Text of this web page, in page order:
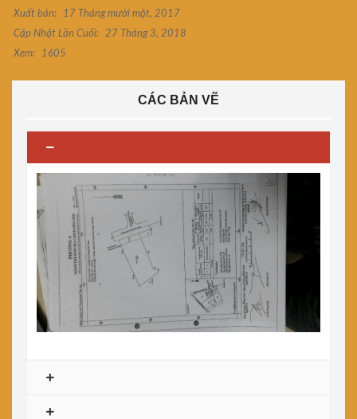
Xuất bản:
17 Tháng mười một, 2017
Cập Nhật Lần Cuối:
27 Tháng 3, 2018
Xem:
1605
CÁC BẢN VẼ